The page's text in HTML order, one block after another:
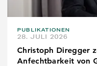
PUBLIKATIONEN
28. JULI 2026
Christoph Diregger
Anfechtbarkeit von